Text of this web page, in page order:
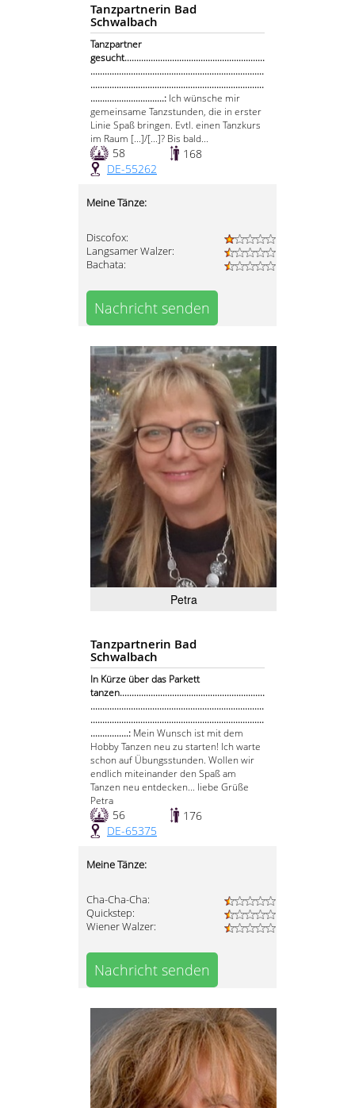
Tanzpartnerin Bad
Schwalbach
Tanzpartner
gesucht...........................................................
.........................................................................
.........................................................................
...............................: Ich wünsche mir
gemeinsame Tanzstunden, die in erster
Linie Spaß bringen. Evtl. einen Tanzkurs
im Raum [...]/[...]? Bis bald...
58
168
DE-55262
Meine Tänze:
Discofox:
Langsamer Walzer:
Bachata:
Nachricht senden
Petra
Tanzpartnerin Bad
Schwalbach
In Kürze über das Parkett
tanzen.............................................................
.........................................................................
.........................................................................
................: Mein Wunsch ist mit dem
Hobby Tanzen neu zu starten! Ich warte
schon auf Übungsstunden. Wollen wir
endlich miteinander den Spaß am
Tanzen neu entdecken... liebe Grüße
Petra
56
176
DE-65375
Meine Tänze:
Cha-Cha-Cha:
Quickstep:
Wiener Walzer:
Nachricht senden